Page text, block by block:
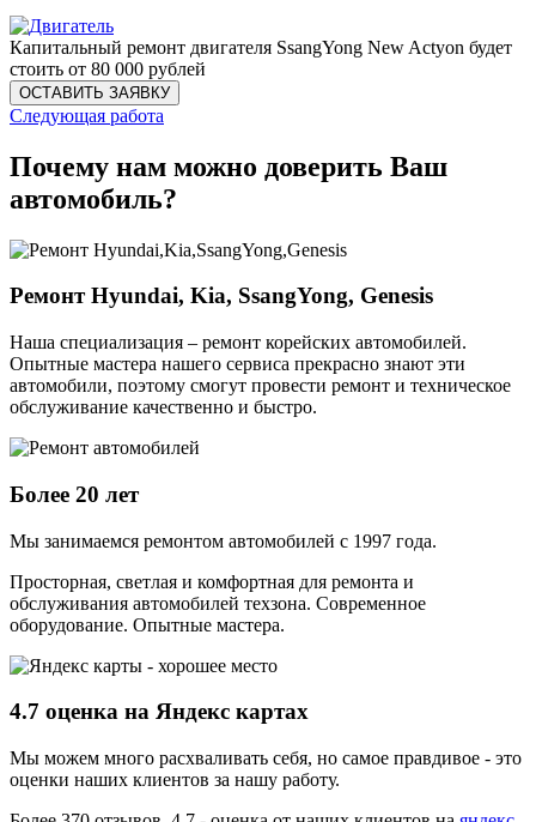
Капитальный ремонт двигателя SsangYong New Actyon будет
стоить от 80 000 рублей
Следующая работа
Почему нам можно доверить Ваш
автомобиль?
Ремонт Hyundai, Kia, SsangYong, Genesis
Наша специализация – ремонт корейских автомобилей.
Опытные мастера нашего сервиса прекрасно знают эти
автомобили, поэтому смогут провести ремонт и техническое
обслуживание качественно и быстро.
Более 20 лет
Мы занимаемся ремонтом автомобилей с 1997 года.
Просторная, светлая и комфортная для ремонта и
обслуживания автомобилей техзона. Современное
оборудование. Опытные мастера.
4.7 оценка на Яндекс картах
Мы можем много расхваливать себя, но самое правдивое - это
оценки наших клиентов за нашу работу.